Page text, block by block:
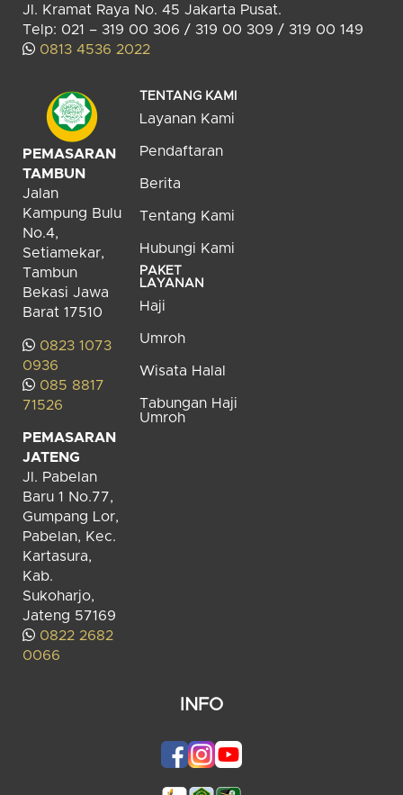
Jl. Kramat Raya No. 45 Jakarta Pusat.
Telp: 021 – 319 00 306 / 319 00 309 / 319 00 149
0813 4536 2022
PEMASARAN
TAMBUN
Jalan
Kampung Bulu
No.4,
Setiamekar,
Tambun
Bekasi Jawa
Barat 17510
0823 1073
0936
085 8817
71526
PEMASARAN
JATENG
Jl. Pabelan
Baru 1 No.77,
Gumpang Lor,
Pabelan, Kec.
Kartasura,
Kab.
Sukoharjo,
Jateng 57169
0822 2682
0066
TENTANG KAMI
Layanan Kami
Pendaftaran
Berita
Tentang Kami
Hubungi Kami
PAKET
LAYANAN
Haji
Umroh
Wisata Halal
Tabungan Haji
Umroh
INFO